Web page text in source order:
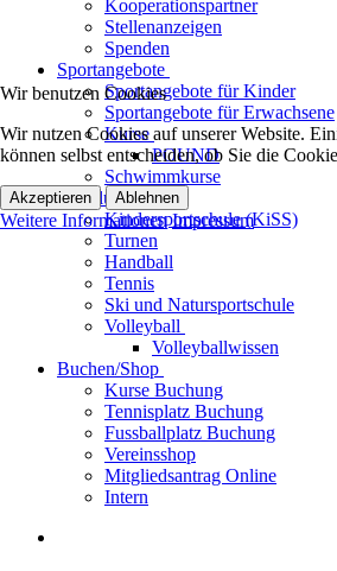
Kooperationspartner
Stellenanzeigen
Spenden
Sportangebote
Sportangebote für Kinder
Sportangebote für Erwachsene
Kurse
POUND
Schwimmkurse
Abteilungen
Kindersportschule (KiSS)
Turnen
Handball
Tennis
Ski und Natursportschule
Volleyball
Volleyballwissen
Buchen/Shop
Kurse Buchung
Tennisplatz Buchung
Fussballplatz Buchung
Vereinsshop
Mitgliedsantrag Online
Intern
Wir benutzen Cookies
Wir nutzen Cookies auf unserer Website.
können selbst entscheiden, ob Sie die
Akzeptieren Ablehnen
Weitere Informationen Impressum